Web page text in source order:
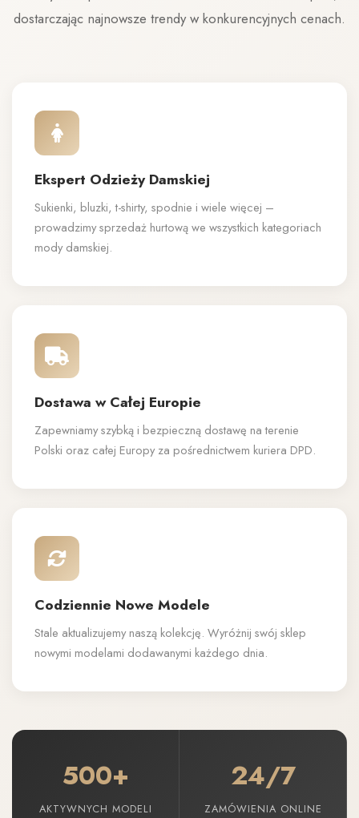
dostarczając najnowsze trendy w konkurencyjnych cenach.
Ekspert Odzieży Damskiej
Sukienki, bluzki, t-shirty, spodnie i wiele więcej –
prowadzimy sprzedaż hurtową we wszystkich kategoriach
mody damskiej.
Dostawa w Całej Europie
Zapewniamy szybką i bezpieczną dostawę na terenie
Polski oraz całej Europy za pośrednictwem kuriera DPD.
Codziennie Nowe Modele
Stale aktualizujemy naszą kolekcję. Wyróżnij swój sklep
nowymi modelami dodawanymi każdego dnia.
500+
AKTYWNYCH MODELI
24/7
ZAMÓWIENIA ONLINE